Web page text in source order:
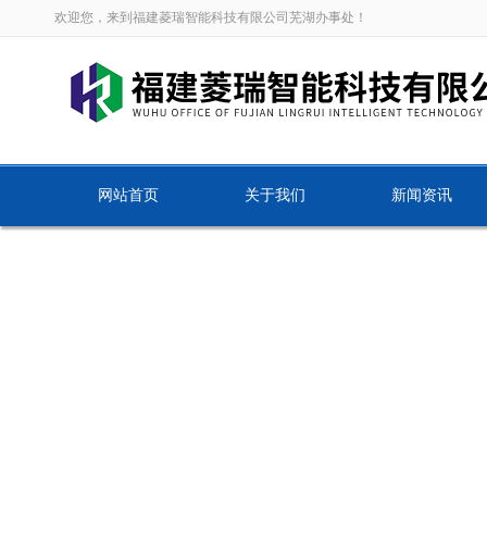
欢迎您，来到福建菱瑞智能科技有限公司芜湖办事处！
网站首页 关于我们 新闻资讯